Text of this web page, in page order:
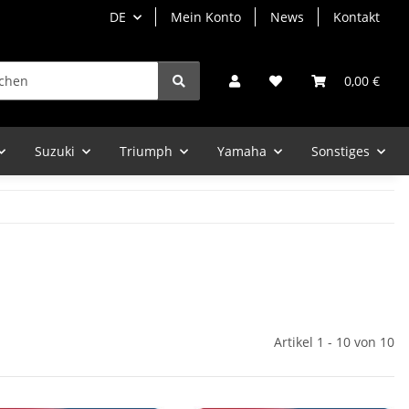
DE Mein Konto News Kontakt
0,00 €
Suzuki Triumph Yamaha Sonstiges
Artikel 1 - 10 von 10